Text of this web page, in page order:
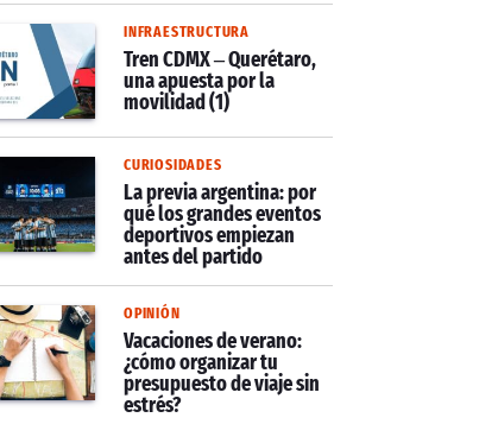
INFRAESTRUCTURA
Tren CDMX – Querétaro,
una apuesta por la
movilidad (1)
CURIOSIDADES
La previa argentina: por
qué los grandes eventos
deportivos empiezan
antes del partido
OPINIÓN
Vacaciones de verano:
¿cómo organizar tu
presupuesto de viaje sin
estrés?